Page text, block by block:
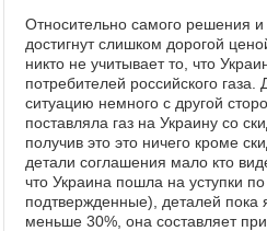
Относительно самого решения и
достигнут слишком дорогой
никто не учитывает то, что
потребителей российского
ситуацию немного с другой
поставляла газ на Украину со
получив это это ничего кроме
детали соглашения мало кто
что Украина пошла на уступки
подтвержденные), деталей пока
меньше 30%, она составляет